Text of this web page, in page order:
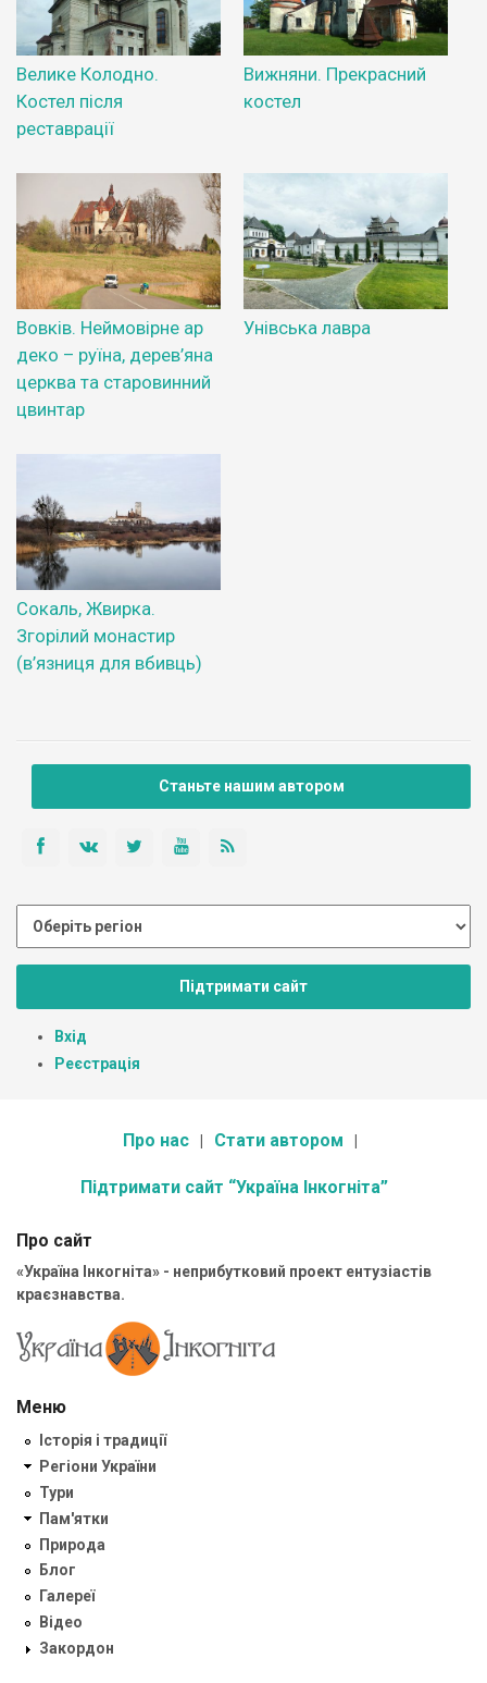
Велике Колодно.
Костел після
реставрації
Вижняни. Прекрасний
костел
Вовків. Неймовірне ар
деко – руїна, дерев’яна
церква та старовинний
цвинтар
Унівська лавра
Сокаль, Жвирка.
Згорілий монастир
(в’язниця для вбивць)
Станьте нашим автором
Підтримати сайт
Вхід
Реєстрація
Про нас Стати автором
Підтримати сайт “Україна Інкогніта”
Про сайт
«Україна Інкогніта» - неприбутковий проект ентузіастів
краєзнавства.
Меню
Історія і традиції
Регіони України
Тури
Пам'ятки
Природа
Блог
Галереї
Відео
Закордон